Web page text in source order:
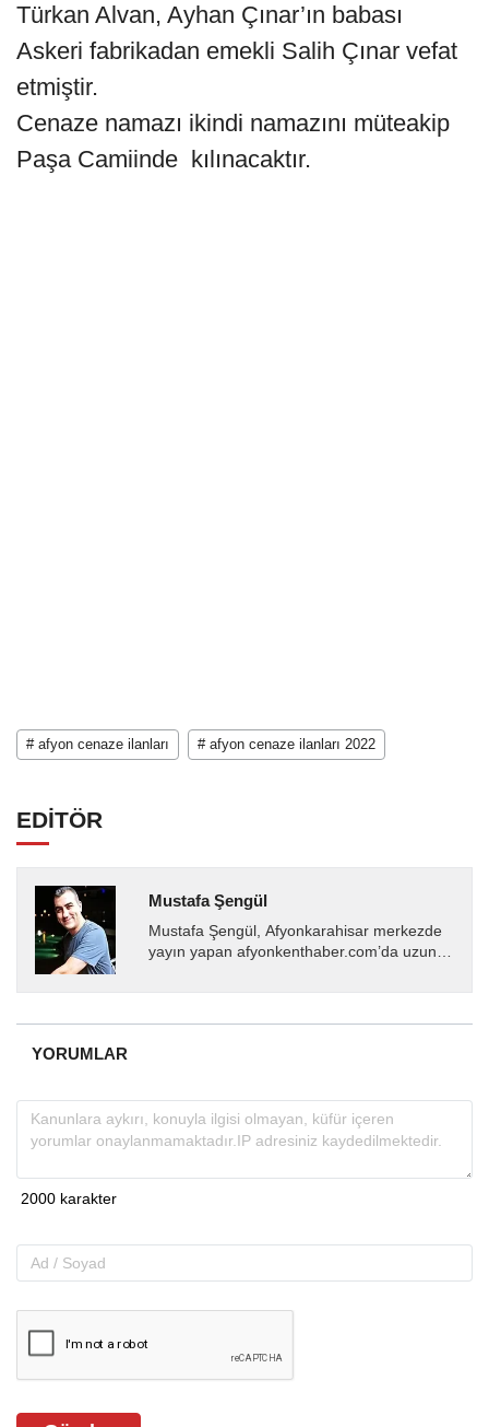
Türkan Alvan, Ayhan Çınar’ın babası
Askeri fabrikadan emekli Salih Çınar vefat
etmiştir.
Cenaze namazı ikindi namazını müteakip
Paşa Camiinde kılınacaktır.
# afyon cenaze ilanları # afyon cenaze ilanları 2022
EDİTÖR
Mustafa Şengül
Mustafa Şengül, Afyonkarahisar merkezde
yayın yapan afyonkenthaber.com’da uzun
almakta, haber akışı...
YORUMLAR